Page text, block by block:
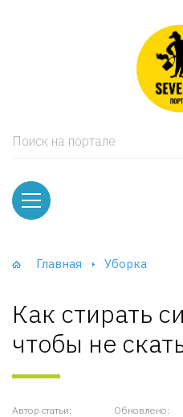
Поиск на портале
Главная Уборка
Как стирать
чтобы не
Автор статьи: Обновлено:
и тумбы